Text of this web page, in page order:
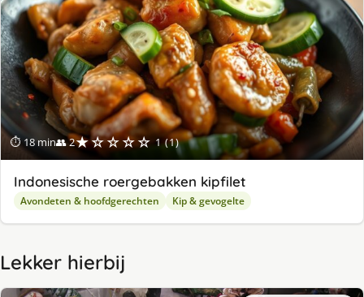
⏱ 18 min👥 2★☆☆☆☆ 1 (1)
Indonesische roergebakken kipfilet
Avondeten & hoofdgerechten Kip & gevogelte
Lekker hierbij